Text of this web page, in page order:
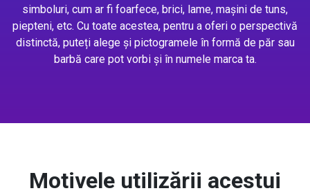
simboluri, cum ar fi foarfece, brici, lame, mașini de tuns,
piepteni, etc. Cu toate acestea, pentru a oferi o perspectivă
distinctă, puteți alege și pictogramele în formă de păr sau
barbă care pot vorbi și în numele marca ta.
Motivele utilizării acestui